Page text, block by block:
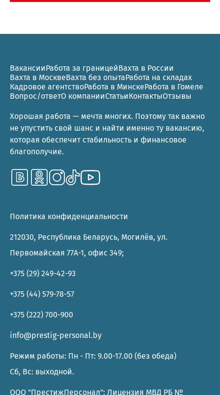
ВакансииРабота за границейВахта в России
Вахта в МосквеВахта без опытаРабота на складах
Кадровое агентствоРабота в МинскеРабота в Гомеле
Вопрос/ответО компанииСтатьиКонтактыОтзывы
Хорошая работа — мечта многих. Поэтому так важно
не упустить свой шанс и найти именно ту вакансию,
которая обеспечит стабильность и финансовое
благополучие.
Политика конфиденциальности
212030, Республика Беларусь, Могилёв, ул.
Первомайская 77А-1, офис 349;
+375 (29) 249-42-93
+375 (44) 579-78-57
+375 (222) 700-900
info@prestig-personal.by
Режим работы: Пн - Пт: 9.00-17.00 (без обеда)
Сб, Вс: выходной.
ООО "ПрестижПерсонал"; Лицензия МВД РБ №